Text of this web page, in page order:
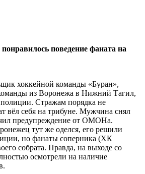
поведение фаната на
хоккейной команды «Буран»,
из Воронежа в Нижний Тагил,
полиции. Стражам порядка не
вёл себя на трибуне. Мужчина снял
предупреждение от ОМОНа.
тут же оделся, его решили
но фанаты соперника (ХК
собрата. Правда, на выходе со
осмотрели на наличие